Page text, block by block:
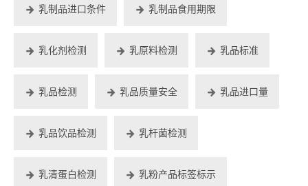
乳制品进口条件 乳制品食用期限
乳化剂检测 乳原料检测 乳品标准
乳品检测 乳品质量安全 乳品进口量
乳品饮品检测 乳杆菌检测
乳清蛋白检测 乳粉产品标签标示